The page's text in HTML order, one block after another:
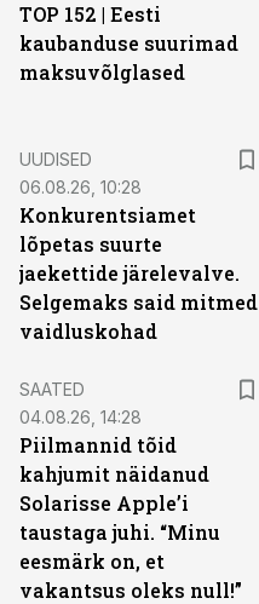
TOP 152 | Eesti
kaubanduse suurimad
maksuvõlglased
UUDISED
06.08.26, 10:28
Konkurentsiamet
lõpetas suurte
jaekettide järelevalve.
Selgemaks said mitmed
vaidluskohad
SAATED
04.08.26, 14:28
Piilmannid tõid
kahjumit näidanud
Solarisse Apple’i
taustaga juhi. “Minu
eesmärk on, et
vakantsus oleks null!”